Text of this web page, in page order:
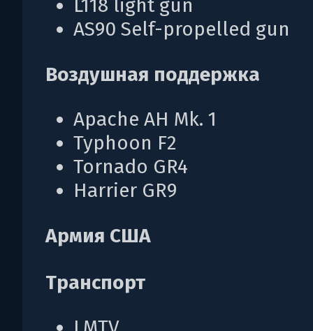
L118 light gun
AS90 Self-propelled gun
Воздушная поддержка
Apache AH Mk. 1
Typhoon F2
Tornado GR4
Harrier GR9
Армия США
Транспорт